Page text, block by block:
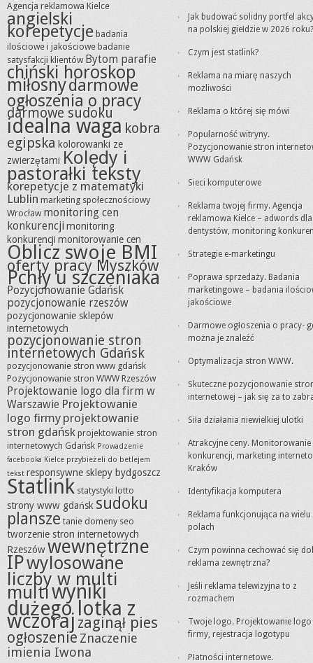
Agencja reklamowa Kielce
angielski
korepetycje badania
ilościowe i jakościowe badanie
satysfakcji klientów Bytom parafie
chiński horoskop
miłosnydarmowe
ogłoszenia o pracy
darmowe sudoku
idealna waga kobra
egipska kolorowanki ze
zwierzętami Kolędy i
pastorałki teksty
korepetycje z matematyki
Lublin marketing społecznościowy
Wrocław monitoring cen
konkurencjimonitoring
konkurencjimonitorowanie cen
Oblicz swoje BMI
oferty pracy Myszków
Pchły u szczeniaka
Pozycjonowanie Gdańsk
pozycjonowanie rzeszów
pozycjonowanie sklepów
internetowych
pozycjonowanie stron
internetowych Gdańsk
pozycjonowanie stron www gdańsk
Pozycjonowanie stron WWW Rzeszów
Projektowanie logo dla firm w
Warszawie Projektowanie
logo firmy projektowanie
stron gdańsk projektowanie stron
internetowych Gdańsk Prowadzenie
facebooka Kielce przybieżeli do betlejem
tekst responsywne sklepy bydgoszcz
Statlink statystyki lotto
strony www gdańsk sudoku
plansze tanie domeny seo
tworzenie stron internetowych
Rzeszówwewnętrzne
IPwylosowane
liczby w multi
multiwyniki
dużego lotka z
wczoraj zaginął pies
ogłoszenieZnaczenie
imienia Iwona
Jak budować solidny portfel
na polskiej giełdzie w 2026 roku?
Czym jest statlink?
Reklama na miarę naszych
możliwości
Reklama o której się mówi
Popularność witryny.
Pozycjonowanie stron
WWW Gdańsk
Sieci komputerowe
Reklama twojej firmy. Agencja
reklamowa Kielce – adwords dla
dentystów, monitoring
Strategie e-marketingu
Poprawa sprzedaży. Badania
marketingowe – badania
jakościowe
Darmowe ogłoszenia o pracy-
można je znaleźć
Optymalizacja stron WWW.
Skuteczne pozycjonowanie
internetowej – jak się za to
Siła działania niewielkiej ulotki
Atrakcyjne ceny. Monitorowanie
konkurencji, marketing
Kraków
Identyfikacja komputera
Reklama funkcjonująca na wielu
polach
Czym powinna cechować się
reklama zewnętrzna?
Jeśli reklama telewizyjna to z
rozmachem
Twoje logo. Projektowanie logo
firmy, rejestracja logotypu
Płatności internetowe.